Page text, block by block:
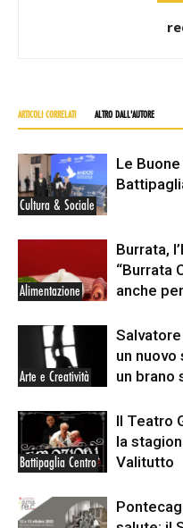
ARTICOLI CORRELATI ALTRO DALL'AUTORE
Cultura & Sociale
Le
Alimentazione
Burrata,
“Burrata
anche
Arte e Creatività
un nuovo
un brano
Battipaglia Centro
Il Teatro
la
Valitutto